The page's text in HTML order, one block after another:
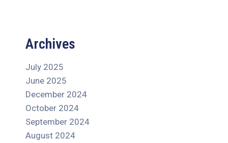
Archives
July 2025
June 2025
December 2024
October 2024
September 2024
August 2024